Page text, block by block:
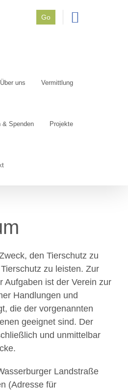
Go
Über uns Vermittlung
& Spenden Projekte
den Tierschutz zu
zu leisten. Zur
Aufgaben ist der Verein zur
Handlungen und
die der vorgenannten
geeignet sind. Der
und unmittelbar
Landstraße
(Adresse für